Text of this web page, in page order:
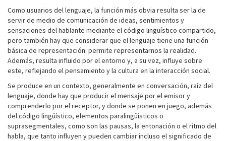
Como usuarios del lenguaje, la función más obvia resulta ser la de
servir de medio de comunicación de ideas, sentimientos y
sensaciones del hablante mediante el código lingüístico compartido,
pero también hay que considerar que el lenguaje tiene una función
básica de representación: permite representarnos la realidad.
Además, resulta influido por el entorno y, a su vez, influye sobre
este, reflejando el pensamiento y la cultura en la interacción social.
Se produce en un contexto, generalmente en conversación, raíz del
lenguaje, donde hay que producir el mensaje por el emisor y
comprenderlo por el receptor, y donde se ponen en juego, además
del código lingüístico, elementos paralingüísticos o
suprasegmentales, como son las pausas, la entonación o el ritmo del
habla, que tanto influyen y pueden cambiar incluso el significado de